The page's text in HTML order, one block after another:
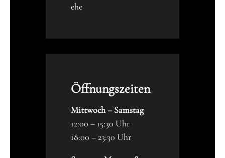
ehe
Öffnungszeiten
Mittwoch – Samstag
12:00 – 15:30 Uhr
18:00 – 23:30 Uhr